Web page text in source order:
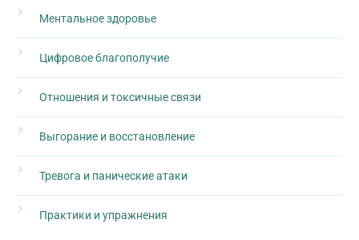
Ментальное здоровье
Цифровое благополучие
Отношения и токсичные связи
Выгорание и восстановление
Тревога и панические атаки
Практики и упражнения